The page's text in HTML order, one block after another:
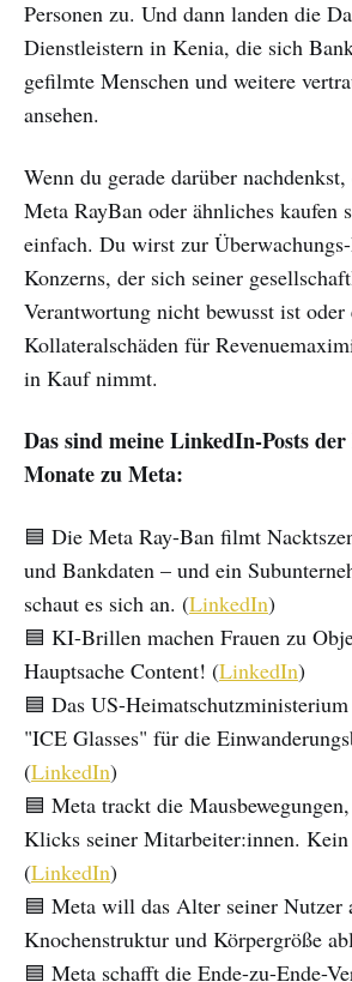
Personen zu. Und dann landen die
Dienstleistern in Kenia, die sich
gefilmte Menschen und weitere
ansehen.
Wenn du gerade darüber
Meta RayBan oder ähnliches kaufen
einfach. Du wirst zur
Konzerns, der sich seiner
Verantwortung nicht bewusst ist oder
Kollateralschäden für
in Kauf nimmt.
Das sind meine LinkedIn-Posts
Monate zu Meta:
🟦 Die Meta Ray-Ban filmt
und Bankdaten – und ein
schaut es sich an. (LinkedIn)
🟦 KI-Brillen machen Frauen zu
Hauptsache Content! (LinkedIn)
🟦 Das US-
"ICE Glasses" für die
(LinkedIn)
🟦 Meta trackt die
Klicks seiner Mitarbeiter:innen.
(LinkedIn)
🟦 Meta will das Alter seiner Nutzer
Knochenstruktur und Körpergröße
🟦 Meta schafft die Ende-zu-Ende-